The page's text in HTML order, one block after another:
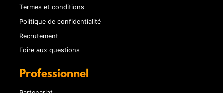
Termes et conditions
Politique de confidentialité
Recrutement
Foire aux questions
Professionnel